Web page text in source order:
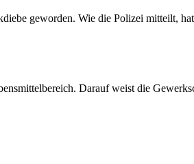
geworden. Wie die Polizei mitteilt,
Darauf weist die